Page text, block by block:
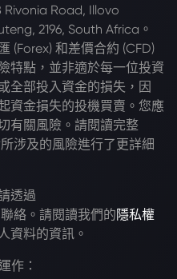
Rivonia Road, Illovo
2196, South Africa。
(Forex) 和差價合約 (CFD)
特點，並非適於每一位投資
全部投入資金的損失，因
資金損失的投機買賣。您應
有關風險。請閱讀完整
所涉及的風險進行了更詳細
透過
絡。請閱讀我們的 隱私權
資料的資訊。
作：